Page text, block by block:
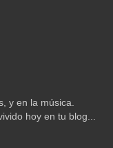
y en la música.
hoy en tu blog...